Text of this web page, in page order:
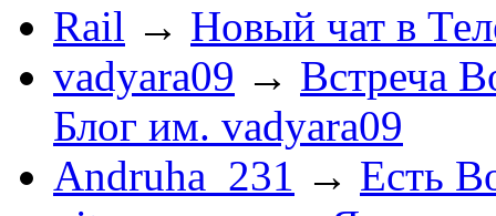
Rail → Новый чат в
vadyara09 → Встреча
Блог им. vadyara09
Andruha_231 → Есть